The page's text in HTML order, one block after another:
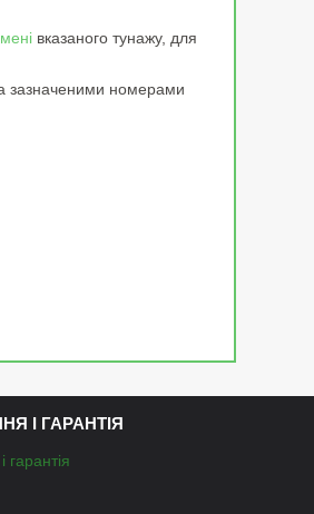
вказаного тунажу, для
зазначеними номерами
І ГАРАНТІЯ
гарантія